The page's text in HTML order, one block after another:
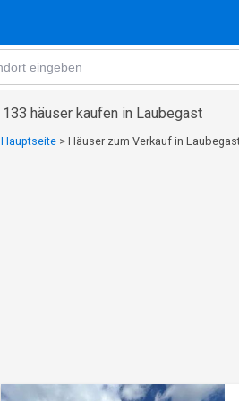
133 häuser kaufen in Laubegast
Hauptseite > Häuser zum Verkauf in